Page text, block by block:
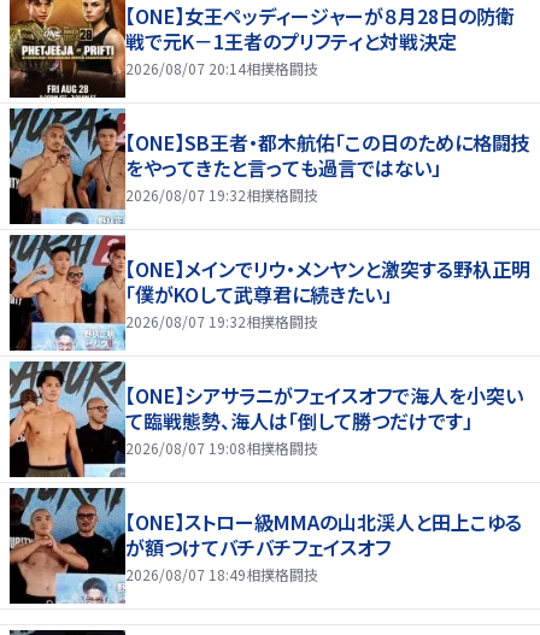
【ONE】女王ペッディージャーが８月28日の防衛
戦で元K－1王者のプリフティと対戦決定
2026/08/07 20:14相撲格闘技
【ONE】SB王者・都木航佑「この日のために格闘技
をやってきたと言っても過言ではない」
2026/08/07 19:32相撲格闘技
【ONE】メインでリウ・メンヤンと激突する野杁正明
「僕がKOして武尊君に続きたい」
2026/08/07 19:32相撲格闘技
【ONE】シアサラニがフェイスオフで海人を小突い
て臨戦態勢、海人は「倒して勝つだけです」
2026/08/07 19:08相撲格闘技
【ONE】ストロー級MMAの山北渓人と田上こゆる
が額つけてバチバチフェイスオフ
2026/08/07 18:49相撲格闘技